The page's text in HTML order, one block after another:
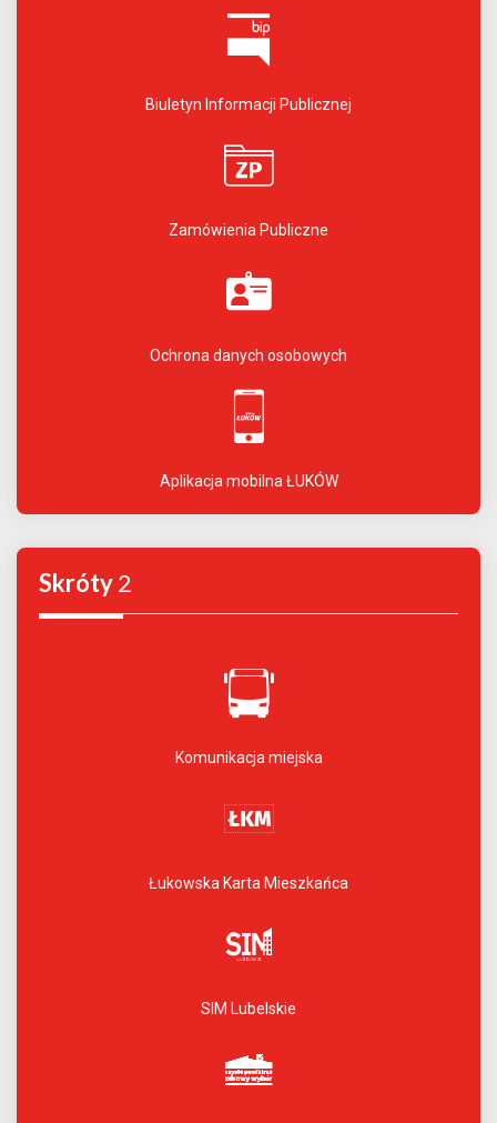
Biuletyn Informacji Publicznej
Zamówienia Publiczne
Ochrona danych osobowych
Aplikacja mobilna ŁUKÓW
Skróty2
Komunikacja miejska
Łukowska Karta Mieszkańca
SIM Lubelskie